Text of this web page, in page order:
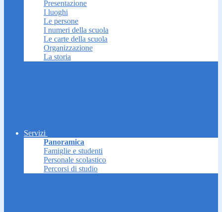
Presentazione
I luoghi
Le persone
I numeri della scuola
Le carte della scuola
Organizzazione
La storia
Servizi
Panoramica
Famiglie e studenti
Personale scolastico
Percorsi di studio